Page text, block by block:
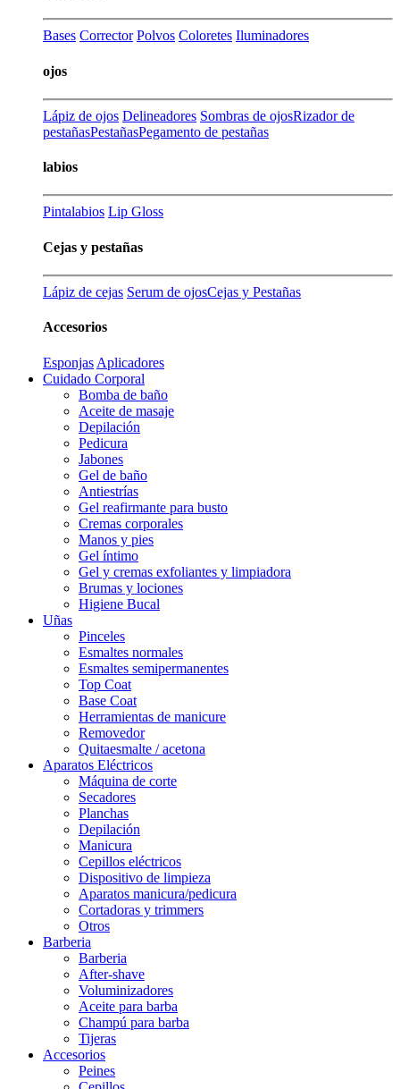
Bases Corrector Polvos Coloretes Iluminadores
ojos
Lápiz de ojos Delineadores Sombras de ojosRizador de
pestañasPestañasPegamento de pestañas
labios
Pintalabios Lip Gloss
Cejas y pestañas
Lápiz de cejas Serum de ojosCejas y Pestañas
Accesorios
Esponjas Aplicadores
Cuidado Corporal
Bomba de baño
Aceite de masaje
Depilación
Pedicura
Jabones
Gel de baño
Antiestrías
Gel reafirmante para busto
Cremas corporales
Manos y pies
Gel íntimo
Gel y cremas exfoliantes y limpiadora
Brumas y lociones
Higiene Bucal
Uñas
Pinceles
Esmaltes normales
Esmaltes semipermanentes
Top Coat
Base Coat
Herramientas de manicure
Removedor
Quitaesmalte / acetona
Aparatos Eléctricos
Máquina de corte
Secadores
Planchas
Depilación
Manicura
Cepillos eléctricos
Dispositivo de limpieza
Aparatos manicura/pedicura
Cortadoras y trimmers
Otros
Barberia
Barberia
After-shave
Voluminizadores
Aceite para barba
Champú para barba
Tijeras
Accesorios
Peines